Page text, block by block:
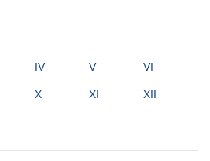
IV V VI
X XI XII